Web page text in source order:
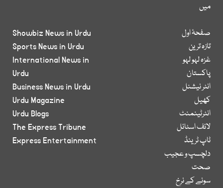
میں
صفحۂ اول
تازہ ترین
غزہ لہو لہو
پاکستان
انٹر نیشنل
کھیل
انٹرٹینمنٹ
لائف اسٹائل
ٹاپ ٹرینڈ
دلچسپ و عجیب
صحت
سونے کے نرخ
Showbiz News in Urdu
Sports News in Urdu
International News in
Urdu
Business News in Urdu
Urdu Magazine
Urdu Blogs
The Express Tribune
Express Entertainment